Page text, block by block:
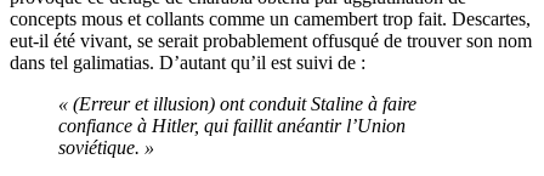
concepts mous et collants comme un camembert trop fait. Descartes,
eut-il été vivant, se serait probablement offusqué de trouver son nom
dans tel galimatias. D’autant qu’il est suivi de :
« (Erreur et illusion) ont conduit Staline à faire
confiance à Hitler, qui faillit anéantir l’Union
soviétique. »